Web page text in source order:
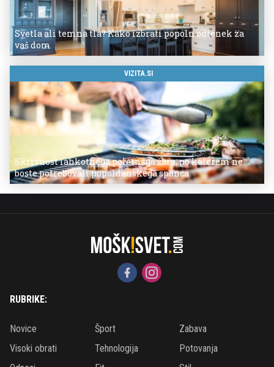
Svetla ali temna tla? Kako izbrati popoln odtenek za
vaš dom
VIZITA.SI
Skrivnost lahkotnega poletnega žara, po katerem ne
boste potrebovali popoldanskega spanca
RUBRIKE:
Novice Šport
Zabava
Visoki obrati
Tehnologija
Potovanja